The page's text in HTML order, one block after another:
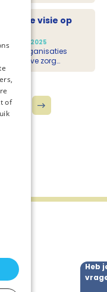
en
visie op
18-11-2025
zorgorganisaties
zorg
over de
heen, zodat
zorg en
levensfase. Na de
visie, is er nu ook
de visie op een
Heb
of